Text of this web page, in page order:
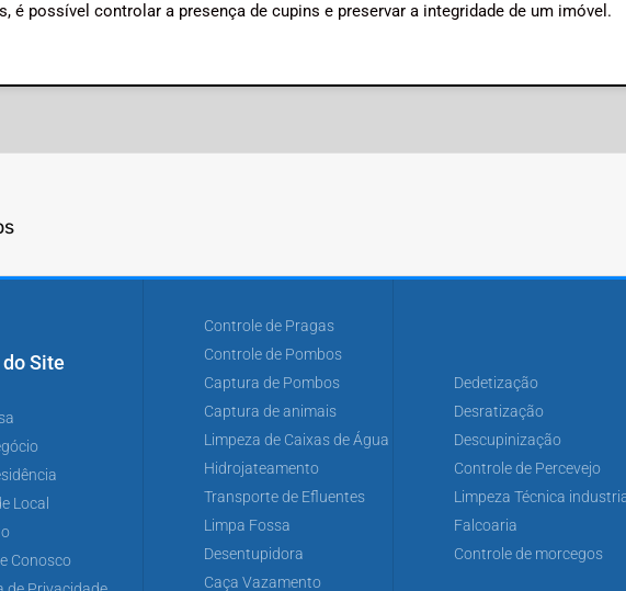
é possível controlar a presença de cupins e preservar a integridade de um imóvel.
Site
Local
Conosco
Controle de Pragas
Controle de Pombos
Captura de Pombos
Captura de animais
Limpeza de Caixas de Água
Hidrojateamento
Transporte de Efluentes
Limpa Fossa
Desentupidora
Caça Vazamento
Dedetização
Desratização
Descupinização
Controle de Percevejo
Limpeza Técnica
Falcoaria
Controle de morcegos